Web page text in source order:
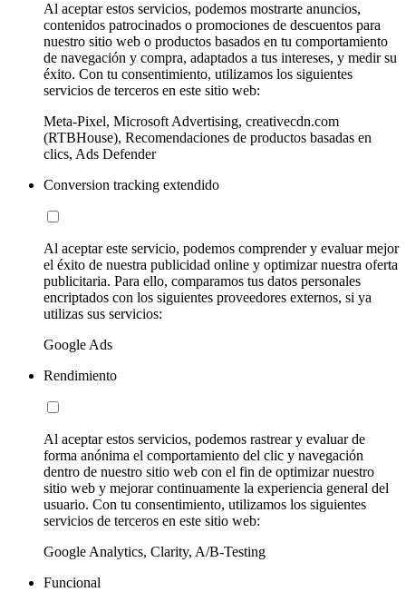
Al aceptar estos servicios, podemos mostrarte anuncios,
contenidos patrocinados o promociones de descuentos para
nuestro sitio web o productos basados en tu comportamiento
de navegación y compra, adaptados a tus intereses, y medir su
éxito. Con tu consentimiento, utilizamos los siguientes
servicios de terceros en este sitio web:
Meta-Pixel, Microsoft Advertising, creativecdn.com
(RTBHouse), Recomendaciones de productos basadas en
clics, Ads Defender
Conversion tracking extendido
Al aceptar este servicio, podemos comprender y evaluar mejor
el éxito de nuestra publicidad online y optimizar nuestra oferta
publicitaria. Para ello, comparamos tus datos personales
encriptados con los siguientes proveedores externos, si ya
utilizas sus servicios:
Google Ads
Rendimiento
Al aceptar estos servicios, podemos rastrear y evaluar de
forma anónima el comportamiento del clic y navegación
dentro de nuestro sitio web con el fin de optimizar nuestro
sitio web y mejorar continuamente la experiencia general del
usuario. Con tu consentimiento, utilizamos los siguientes
servicios de terceros en este sitio web:
Google Analytics, Clarity, A/B-Testing
Funcional